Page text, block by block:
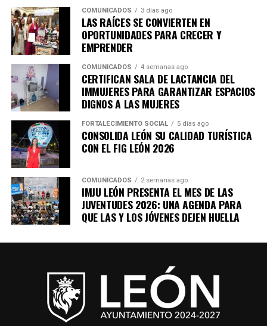
COMUNICADOS 3 días ago
LAS RAÍCES SE CONVIERTEN EN
OPORTUNIDADES PARA CRECER Y
EMPRENDER
COMUNICADOS 4 semanas ago
CERTIFICAN SALA DE LACTANCIA DEL
IMMUJERES PARA GARANTIZAR ESPACIOS
DIGNOS A LAS MUJERES
FORTALECIMIENTO SOCIAL 5 días ago
CONSOLIDA LEÓN SU CALIDAD TURÍSTICA
CON EL FIG LEÓN 2026
COMUNICADOS 2 semanas ago
IMJU LEÓN PRESENTA EL MES DE LAS
JUVENTUDES 2026: UNA AGENDA PARA
QUE LAS Y LOS JÓVENES DEJEN HUELLA